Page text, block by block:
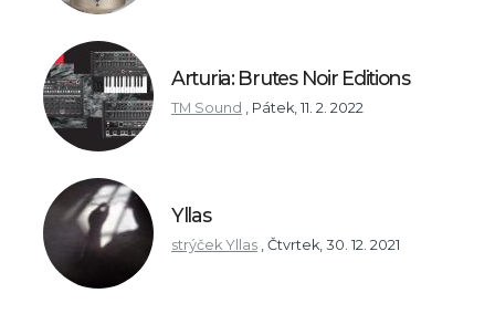
Arturia: Brutes Noir Editions
TM Sound , Pátek, 11. 2. 2022
Yllas
strýček Yllas , Čtvrtek, 30. 12. 2021